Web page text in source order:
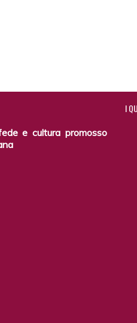
e cultura promosso
I